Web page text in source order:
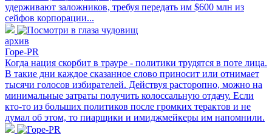
удерживают заложников, требуя передать им $600 млн из
сейфов корпорации...
архив
Горе-PR
Когда нация скорбит в трауре - политики трудятся в поте лица.
В такие дни каждое сказанное слово приносит или отнимает
тысячи голосов избирателей. Действуя расторопно, можно на
минимальные затраты получить колоссальную отдачу. Если
кто-то из больших политиков после громких терактов и не
думал об этом, то пиарщики и имиджмейкеры им напомнили.